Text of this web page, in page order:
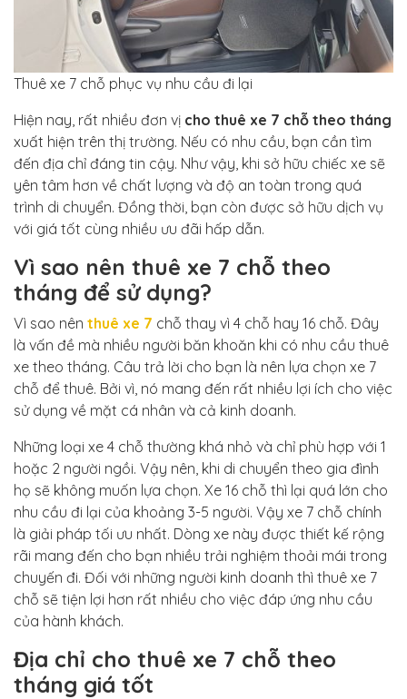
Thuê xe 7 chỗ phục vụ nhu cầu đi lại
Hiện nay, rất nhiều đơn vị cho thuê xe 7 chỗ theo tháng
xuất hiện trên thị trường. Nếu có nhu cầu, bạn cần tìm
đến địa chỉ đáng tin cậy. Như vậy, khi sở hữu chiếc xe sẽ
yên tâm hơn về chất lượng và độ an toàn trong quá
trình di chuyển. Đồng thời, bạn còn được sở hữu dịch vụ
với giá tốt cùng nhiều ưu đãi hấp dẫn.
Vì sao nên thuê xe 7 chỗ theo
tháng để sử dụng?
Vì sao nên thuê xe 7 chỗ thay vì 4 chỗ hay 16 chỗ. Đây
là vấn đề mà nhiều người băn khoăn khi có nhu cầu thuê
xe theo tháng. Câu trả lời cho bạn là nên lựa chọn xe 7
chỗ để thuê. Bởi vì, nó mang đến rất nhiều lợi ích cho việc
sử dụng về mặt cá nhân và cả kinh doanh.
Những loại xe 4 chỗ thường khá nhỏ và chỉ phù hợp với 1
hoặc 2 người ngồi. Vậy nên, khi di chuyển theo gia đình
họ sẽ không muốn lựa chọn. Xe 16 chỗ thì lại quá lớn cho
nhu cầu đi lại của khoảng 3-5 người. Vậy xe 7 chỗ chính
là giải pháp tối ưu nhất. Dòng xe này được thiết kế rộng
rãi mang đến cho bạn nhiều trải nghiệm thoải mái trong
chuyến đi. Đối với những người kinh doanh thì thuê xe 7
chỗ sẽ tiện lợi hơn rất nhiều cho việc đáp ứng nhu cầu
của hành khách.
Địa chỉ cho thuê xe 7 chỗ theo
tháng giá tốt